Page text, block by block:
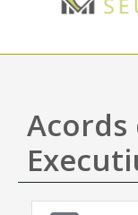
Acords